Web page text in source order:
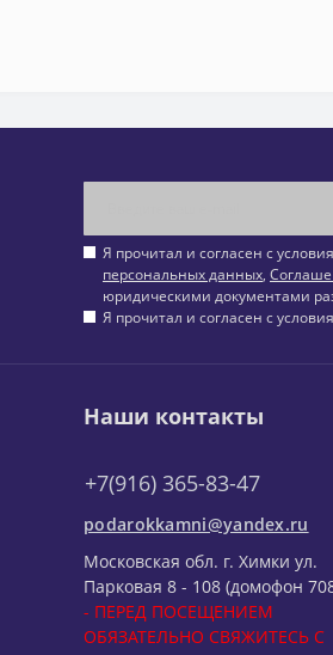
Я прочитал и согласен с
персональных данных,
юридическими документами
Я прочитал и согласен с
Наши контакты
+7(916) 365-83-47
podarokkamni@yandex.ru
Московская обл. г. Химки ул.
Парковая 8 - 108 (домофон
- ПЕРЕД ПОСЕЩЕНИЕМ
ОБЯЗАТЕЛЬНО СВЯЖИТЕСЬ С